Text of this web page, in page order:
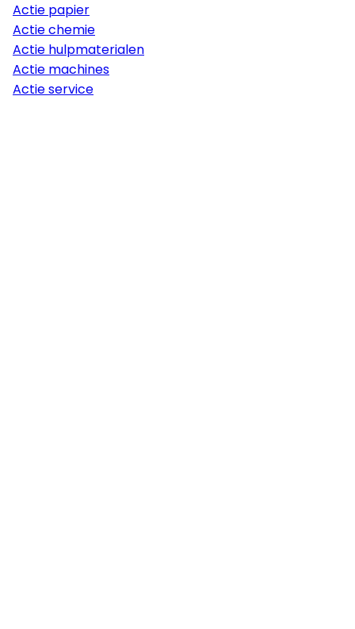
Actie papier
Actie chemie
Actie hulpmaterialen
Actie machines
Actie service